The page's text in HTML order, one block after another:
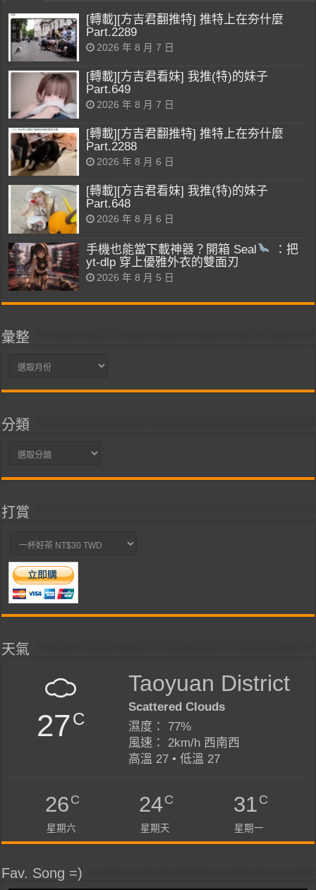
[轉載][方吉君翻推特] 推特上在夯什麼
Part.2289
2026 年 8 月 7 日
[轉載][方吉君看妹] 我推(特)的妹子
Part.649
2026 年 8 月 7 日
[轉載][方吉君翻推特] 推特上在夯什麼
Part.2288
2026 年 8 月 6 日
[轉載][方吉君看妹] 我推(特)的妹子
Part.648
2026 年 8 月 6 日
手機也能當下載神器？開箱 Seal
：把
yt-dlp 穿上優雅外衣的雙面刃
2026 年 8 月 5 日
彙整
彙
分類
分
打賞
天氣
27C
Taoyuan District
Scattered Clouds
濕度： 77%
風速： 2km/h 西南西
高溫 27 • 低溫 27
26C
星期六
24C
星期天
31C
星期一
Fav. Song =)